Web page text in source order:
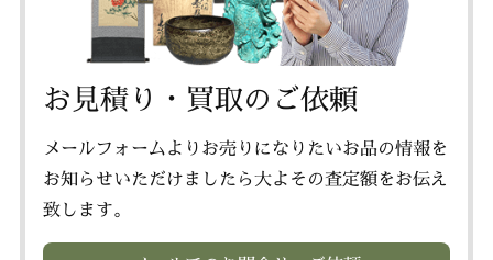
お見積り・買取のご依頼
メールフォームよりお売りになりたいお品の情報を
お知らせいただけましたら大よその査定額をお伝え
致します。